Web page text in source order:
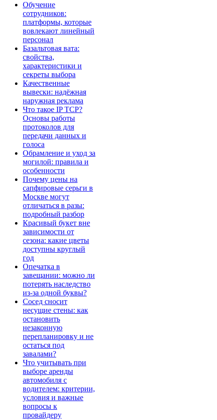
Обучение
сотрудников:
платформы, которые
вовлекают линейный
персонал
Базальтовая вата:
свойства,
характеристики и
секреты выбора
Качественные
вывески: надёжная
наружная реклама
Что такое IP TCP?
Основы работы
протоколов для
передачи данных и
голоса
Обрамление и уход за
могилой: правила и
особенности
Почему цены на
сапфировые серьги в
Москве могут
отличаться в разы:
подробный разбор
Красивый букет вне
зависимости от
сезона: какие цветы
доступны круглый
год
Опечатка в
завещании: можно ли
потерять наследство
из-за одной буквы?
Сосед сносит
несущие стены: как
остановить
незаконную
перепланировку и не
остаться под
завалами?
Что учитывать при
выборе аренды
автомобиля с
водителем: критерии,
условия и важные
вопросы к
провайдеру